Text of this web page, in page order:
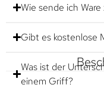
Wie sende ich
Gibt es kostenlose
Was ist der
einem Griff?